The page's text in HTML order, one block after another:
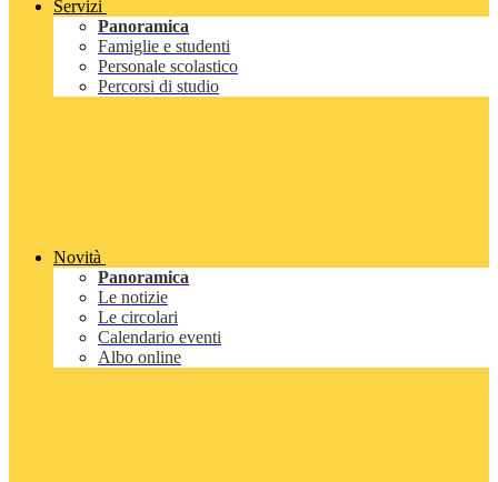
Servizi
Panoramica
Famiglie e studenti
Personale scolastico
Percorsi di studio
Novità
Panoramica
Le notizie
Le circolari
Calendario eventi
Albo online